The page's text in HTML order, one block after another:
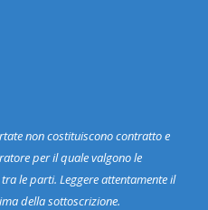
non costituiscono contratto e
per il quale valgono le
le parti. Leggere attentamente il
della sottoscrizione.